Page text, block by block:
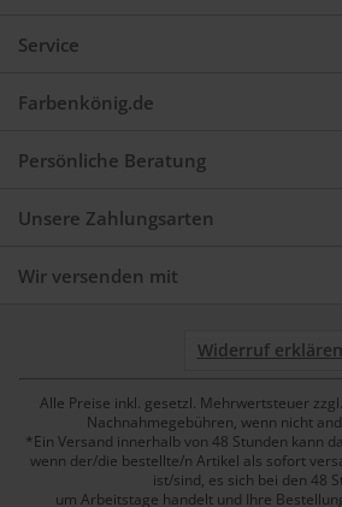
Service
Farbenkönig.de
Persönliche Beratung
Unsere Zahlungsarten
Wir versenden mit
Widerruf erklären
Alle Preise inkl. gesetzl. Mehrwertsteuer
Nachnahmegebühren, wenn nicht
*Ein Versand innerhalb von 48 Stunden kann
wenn der/die bestellte/n Artikel als sofort
ist/sind, es sich bei den 48
um Arbeitstage handelt und Ihre